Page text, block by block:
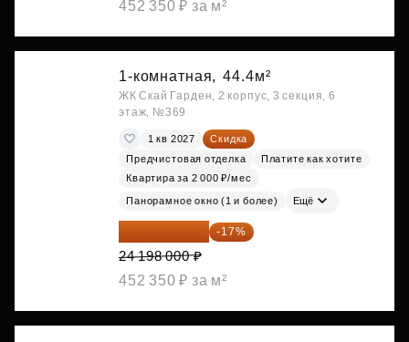
452 350 ₽ за м²
1-комнатная, 44.4м²
ЖК Скай Гарден, 2 корпус, 3 секция, 6
этаж, №369
1 кв 2027
Скидка
Предчистовая отделка
Платите как хотите
Квартира за 2 000 ₽/мес
Панорамное окно (1 и более) Ещё
20 084 340 ₽ -17%
24 198 000 ₽
452 350 ₽ за м²